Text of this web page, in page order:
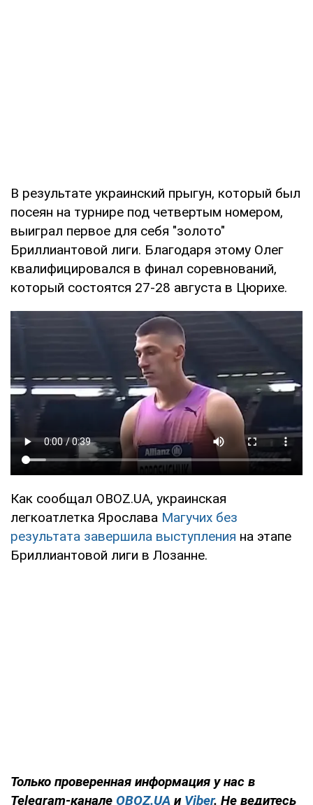
В результате украинский прыгун, который был
посеян на турнире под четвертым номером,
выиграл первое для себя "золото"
Бриллиантовой лиги. Благодаря этому Олег
квалифицировался в финал соревнований,
который состоятся 27-28 августа в Цюрихе.
Как сообщал OBOZ.UA, украинская
легкоатлетка Ярослава Магучих без
результата завершила выступления на этапе
Бриллиантовой лиги в Лозанне.
Только проверенная информация у нас в
Telegram-канале OBOZ.UA и Viber. Не ведитесь